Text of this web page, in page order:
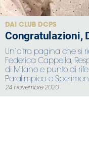
DAI CLUB DCPS
Congratulazioni,
Un’altra pagina che si
Federica Cappella,
di Milano e punto di
Paralimpico e
24 novembre 2020